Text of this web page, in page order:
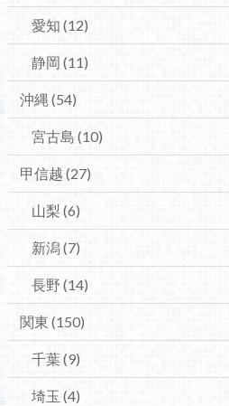
愛知 (12)
静岡 (11)
沖縄 (54)
宮古島 (10)
甲信越 (27)
山梨 (6)
新潟 (7)
長野 (14)
関東 (150)
千葉(9)
埼玉 (4)